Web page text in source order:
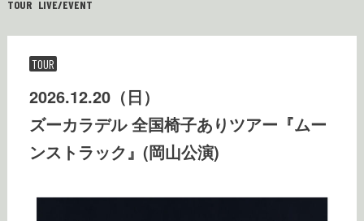
TOUR LIVE/EVENT
TOUR
2026.12.20（日）
ズーカラデル 全国椅子ありツアー『ムー
ンストラック』(岡山公演)